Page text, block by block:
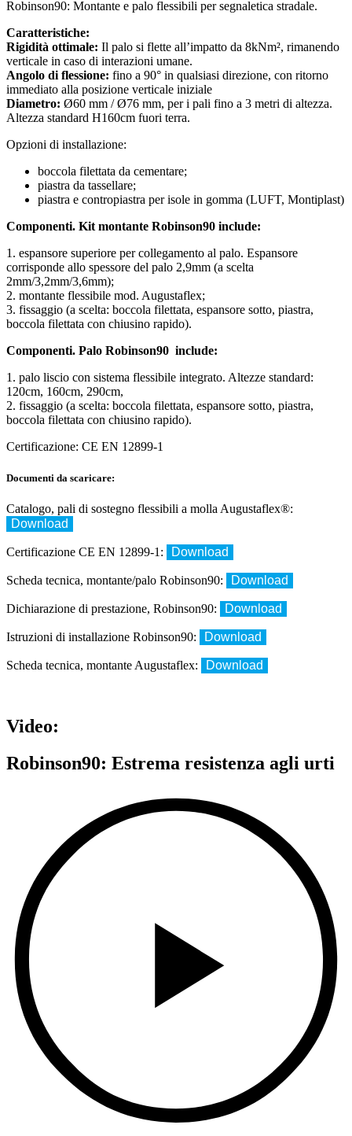
Robinson90: Montante e palo flessibili per segnaletica stradale.
Caratteristiche:
Rigidità ottimale: Il palo si flette all’impatto da 8kNm², rimanendo
verticale in caso di interazioni umane.
Angolo di flessione: fino a 90° in qualsiasi direzione, con ritorno
immediato alla posizione verticale iniziale
Diametro: Ø60 mm / Ø76 mm, per i pali fino a 3 metri di altezza.
Altezza standard H160cm fuori terra.
Opzioni di installazione:
boccola filettata da cementare;
piastra da tassellare;
piastra e contropiastra per isole in gomma (LUFT, Montiplast)
Componenti. Kit montante Robinson90 include:
1. espansore superiore per collegamento al palo. Espansore
corrisponde allo spessore del palo 2,9mm (a scelta
2mm/3,2mm/3,6mm);
2. montante flessibile mod. Augustaflex;
3. fissaggio (a scelta: boccola filettata, espansore sotto, piastra,
boccola filettata con chiusino rapido).
Componenti. Palo Robinson90 include:
1. palo liscio con sistema flessibile integrato. Altezze standard:
120cm, 160cm, 290cm,
2. fissaggio (a scelta: boccola filettata, espansore sotto, piastra,
boccola filettata con chiusino rapido).
Certificazione: CE EN 12899-1
Documenti da scaricare:
Catalogo, pali di sostegno flessibili a molla Augustaflex®:
Download
Certificazione CE EN 12899-1: Download
Scheda tecnica, montante/palo Robinson90: Download
Dichiarazione di prestazione, Robinson90: Download
Istruzioni di installazione Robinson90: Download
Scheda tecnica, montante Augustaflex: Download
Video:
Robinson90: Estrema resistenza agli urti